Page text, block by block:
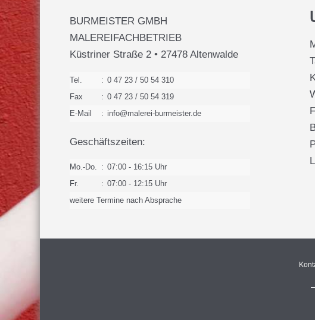
BURMEISTER GMBH
MALEREIFACHBETRIEB
Küstriner Straße 2 • 27478 Altenwalde
Tel. : 0 47 23 / 50 54 310
Fax
: 0 47 23 / 50 54 319
E-Mail
: info@malerei-burmeister.de
Geschäftszeiten:
Mo.-Do. : 07:00 - 16:15 Uhr
Fr.
: 07:00 - 12:15 Uhr
weitere Termine nach Absprache